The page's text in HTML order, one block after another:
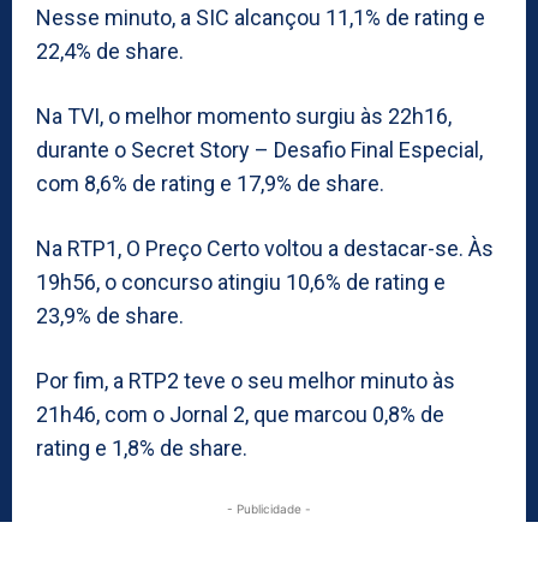
Nesse minuto, a SIC alcançou 11,1% de rating e
22,4% de share.
Na TVI, o melhor momento surgiu às 22h16,
durante o Secret Story – Desafio Final Especial,
com 8,6% de rating e 17,9% de share.
Na RTP1, O Preço Certo voltou a destacar-se. Às
19h56, o concurso atingiu 10,6% de rating e
23,9% de share.
Por fim, a RTP2 teve o seu melhor minuto às
21h46, com o Jornal 2, que marcou 0,8% de
rating e 1,8% de share.
- Publicidade -